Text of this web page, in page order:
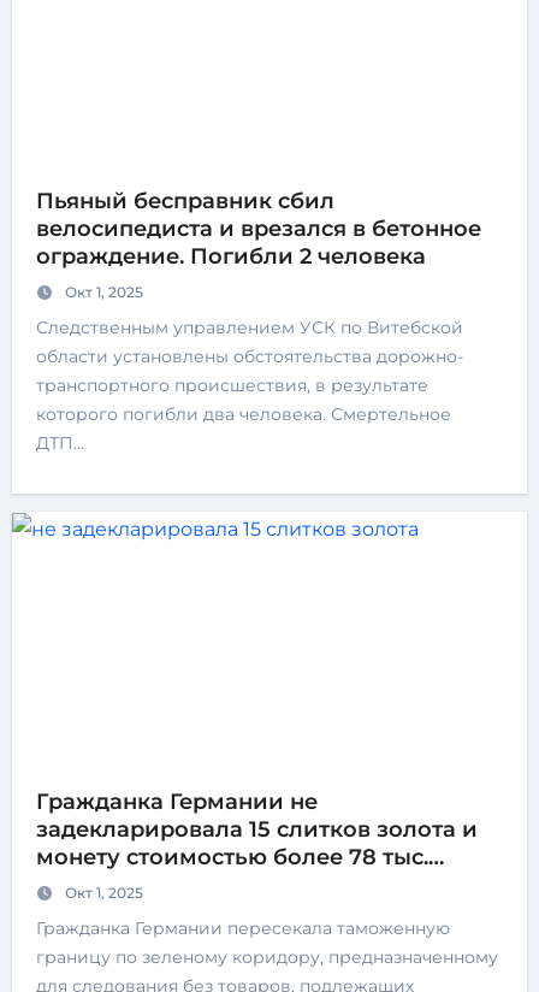
Пьяный бесправник сбил
велосипедиста и врезался в бетонное
ограждение. Погибли 2 человека
Окт 1, 2025
Следственным управлением УСК по Витебской
области установлены обстоятельства дорожно-
транспортного происшествия, в результате
которого погибли два человека. Смертельное
ДТП…
Гражданка Германии не
задекларировала 15 слитков золота и
монету стоимостью более 78 тыс.
рублей
Окт 1, 2025
Гражданка Германии пересекала таможенную
границу по зеленому коридору, предназначенному
для следования без товаров, подлежащих